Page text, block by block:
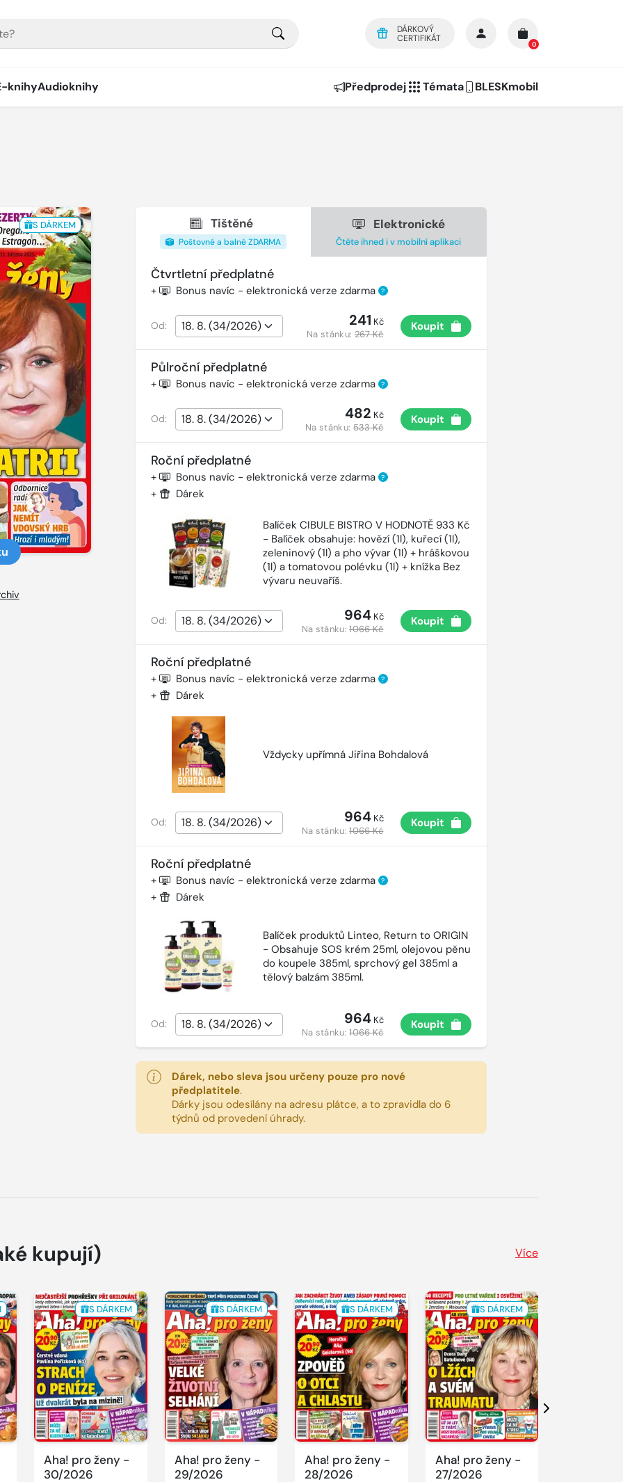
DÁRKOVÝ
CERTIFIKÁT
0
knihyAudioknihy Předprodej Témata BLESKmobil
S DÁRKEM Tištěné
Poštovné a balné ZDARMA
Elektronické
Čtěte ihned i v mobilní aplikaci
Čtvrtletní předplatné
+ Bonus navíc - elektronická verze zdarma ?
Od: 241 Kč
Na stánku:267 Kč
Koupit
Půlroční předplatné
+ Bonus navíc - elektronická verze zdarma ?
Od: 482 Kč
Na stánku:533 Kč
Koupit
Roční předplatné
+ Bonus navíc - elektronická verze zdarma ?
+ Dárek
Balíček CIBULE BISTRO V HODNOTĚ 933 Kč
- Balíček obsahuje: hovězí (1l), kuřecí (1l),
zeleninový (1l) a pho vývar (1l) + hráškovou
(1l) a tomatovou polévku (1l) + knížka Bez
vývaru neuvaříš.
Od: 964Kč
Na stánku:1066 Kč
Koupit
Roční předplatné
+ Bonus navíc - elektronická verze zdarma ?
+ Dárek
Vždycky upřímná Jiřina Bohdalová
Od: 964Kč
Na stánku:1066 Kč
Koupit
Roční předplatné
+ Bonus navíc - elektronická verze zdarma ?
+ Dárek
Balíček produktů Linteo, Return to ORIGIN
- Obsahuje SOS krém 25ml, olejovou pěnu
do koupele 385ml, sprchový gel 385ml a
tělový balzám 385ml.
Od: 964Kč
Na stánku:1066 Kč
Koupit
Dárek, nebo sleva jsou určeny pouze pro nové
předplatitele.
Dárky jsou odesílány na adresu plátce, a to zpravidla do 6
týdnů od provedení úhrady.
kupují) Více
S DÁRKEM
Aha! pro ženy -
30/2026
S DÁRKEM
Aha! pro ženy -
29/2026
S DÁRKEM
Aha! pro ženy -
28/2026
S DÁRKEM
Aha! pro ženy -
27/2026
Další